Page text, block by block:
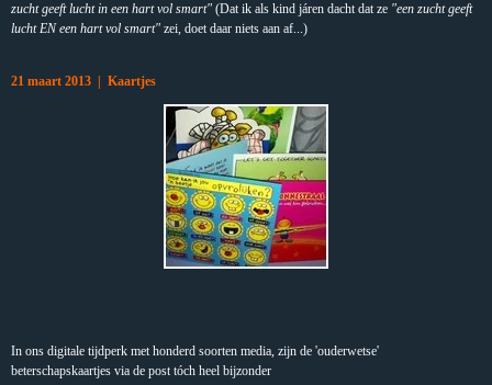
zucht geeft lucht in een hart vol smart" (Dat ik als kind járen dacht dat ze "een zucht geeft
lucht EN een hart vol smart" zei, doet daar niets aan af...)
21 maart 2013 | Kaartjes
In ons digitale tijdperk met honderd soorten media, zijn de 'ouderwetse'
beterschapskaartjes via de post tóch heel bijzonder